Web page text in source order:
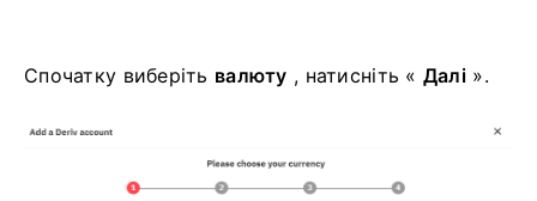
Спочатку виберіть валюту , натисніть « Далі ».